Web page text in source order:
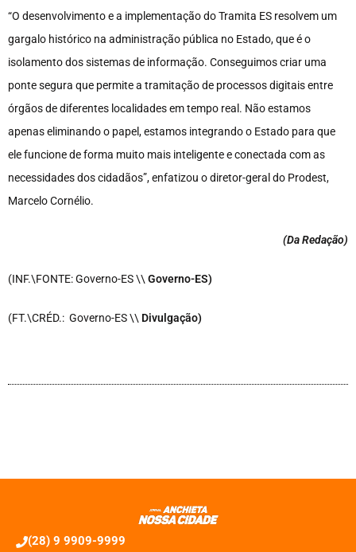
“O desenvolvimento e a implementação do Tramita ES resolvem um
gargalo histórico na administração pública no Estado, que é o
isolamento dos sistemas de informação. Conseguimos criar uma
ponte segura que permite a tramitação de processos digitais entre
órgãos de diferentes localidades em tempo real. Não estamos
apenas eliminando o papel, estamos integrando o Estado para que
ele funcione de forma muito mais inteligente e conectada com as
necessidades dos cidadãos”, enfatizou o diretor-geral do Prodest,
Marcelo Cornélio.
(Da Redação)
(INF.\FONTE: Governo-ES \\ Governo-ES)
(FT.\CRÉD.: Governo-ES \\ Divulgação)
(28) 9 9909-9999